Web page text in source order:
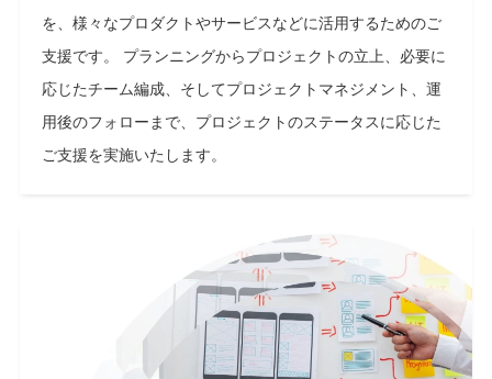
を、様々なプロダクトやサービスなどに活⽤するためのご
⽀援です。 プランニングからプロジェクトの⽴上、必要に
応じたチーム編成、そしてプロジェクトマネジメント、運
⽤後のフォローまで、プロジェクトのステータスに応じた
ご⽀援を実施いたします。